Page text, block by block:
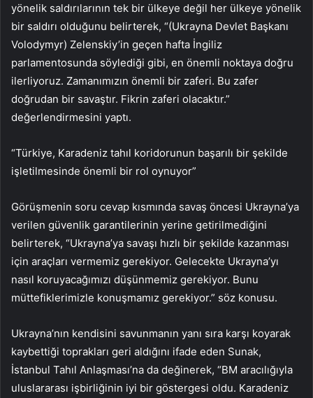
yönelik saldırılarının tek bir ülkeye değil her ülkeye yönelik
bir saldırı olduğunu belirterek, “(Ukrayna Devlet Başkanı
Volodymyr) Zelenskiy’in geçen hafta İngiliz
parlamentosunda söylediği gibi, en önemli noktaya doğru
ilerliyoruz. Zamanımızın önemli bir zaferi. Bu zafer
doğrudan bir savaştır. Fikrin zaferi olacaktır.”
değerlendirmesini yaptı.
“Türkiye, Karadeniz tahıl koridorunun başarılı bir şekilde
işletilmesinde önemli bir rol oynuyor”
Görüşmenin soru cevap kısmında savaş öncesi Ukrayna’ya
verilen güvenlik garantilerinin yerine getirilmediğini
belirterek, “Ukrayna’ya savaşı hızlı bir şekilde kazanması
için araçları vermemiz gerekiyor. Gelecekte Ukrayna’yı
nasıl koruyacağımızı düşünmemiz gerekiyor. Bunu
müttefiklerimizle konuşmamız gerekiyor.” söz konusu.
Ukrayna’nın kendisini savunmanın yanı sıra karşı koyarak
kaybettiği toprakları geri aldığını ifade eden Sunak,
İstanbul Tahıl Anlaşması’na da değinerek, “BM aracılığıyla
uluslararası işbirliğinin iyi bir göstergesi oldu. Karadeniz